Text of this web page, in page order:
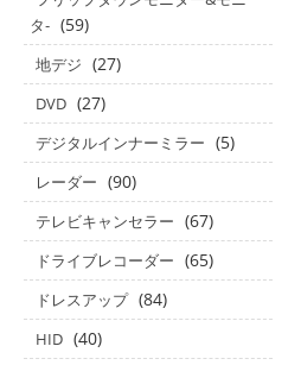
タ‐ (59)
地デジ (27)
DVD (27)
デジタルインナーミラー (5)
レーダー (90)
テレビキャンセラー (67)
ドライブレコーダー (65)
ドレスアップ (84)
HID (40)